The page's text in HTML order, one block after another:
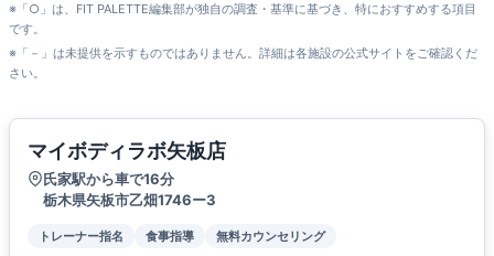
※「○」は、FIT PALETTE編集部が独自の調査・基準に基づき、特におすすめする項目
です。
※「－」は未提供を示すものではありません。詳細は各施設の公式サイトをご確認くだ
さい。
マイボディラボ矢板店
氏家駅から車で16分
栃木県矢板市乙畑1746ー3
トレーナー指名 食事指導 無料カウンセリング